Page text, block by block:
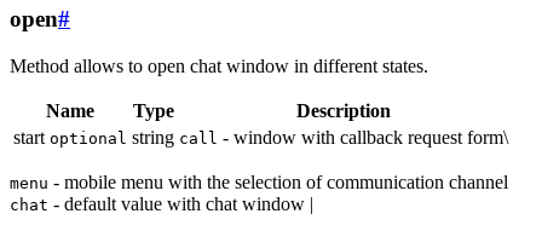
open#
Method allows to open chat window in different states.
Name Type
Description
start optional string call - window with callback request form\
menu - mobile menu with the selection of communication channel
chat - default value with chat window |